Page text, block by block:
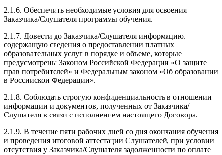
2.1.6. Обеспечить необходимые условия для освоения
Заказчика/Слушателя программы обучения.
2.1.7. Довести до Заказчика/Слушателя информацию,
содержащую сведения о предоставлении платных
образовательных услуг в порядке и объеме, которые
предусмотрены Законом Российской Федерации «О защите
прав потребителей» и Федеральным законом «Об образовании
в Российской Федерации».
2.1.8. Соблюдать строгую конфиденциальность в отношении
информации и документов, полученных от Заказчика/
Слушателя в связи с исполнением настоящего Договора.
2.1.9. В течение пяти рабочих дней со дня окончания обучения
и проведения итоговой аттестации Слушателей, при условии
отсутствия у Заказчика/Слушателя задолженности по оплате